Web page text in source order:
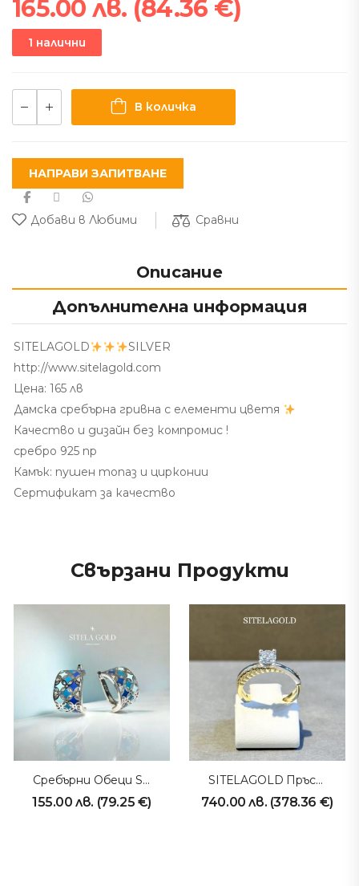
165.00 лв. (84.36 €)
1 налични
В количка
НАПРАВИ ЗАПИТВАНЕ
Добави в Любими Сравни
Описание
Допълнителна информация
SITELAGOLD
SILVER
http://www.sitelagold.com
Цена: 165 лв
Дамска сребърна гривна с елементи цветя
Качество и дизайн без компромис !
сребро 925 пр
Камък: пушен топаз и цирконии
Сертификат за качество
Свързани Продукти
Сребърни Обеци SITELAGOLD 251008
155.00лв. (79.25 €)
SITELAGOLD Пръстен 231008
740.00лв. (378.36 €)